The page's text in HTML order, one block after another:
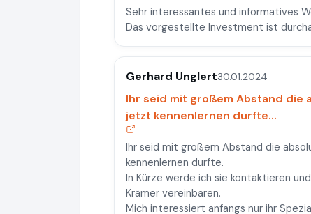
Sehr interessantes und informatives
Das vorgestellte Investment ist
Gerhard Unglert30.01.2024
Ihr seid mit großem Abstand die
jetzt kennenlernen durfte...
Ihr seid mit großem Abstand die
kennenlernen durfte.
In Kürze werde ich sie kontaktieren
Krämer vereinbaren.
Mich interessiert anfangs nur ihr